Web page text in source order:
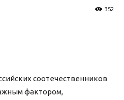
352
соотечественников
фактором,